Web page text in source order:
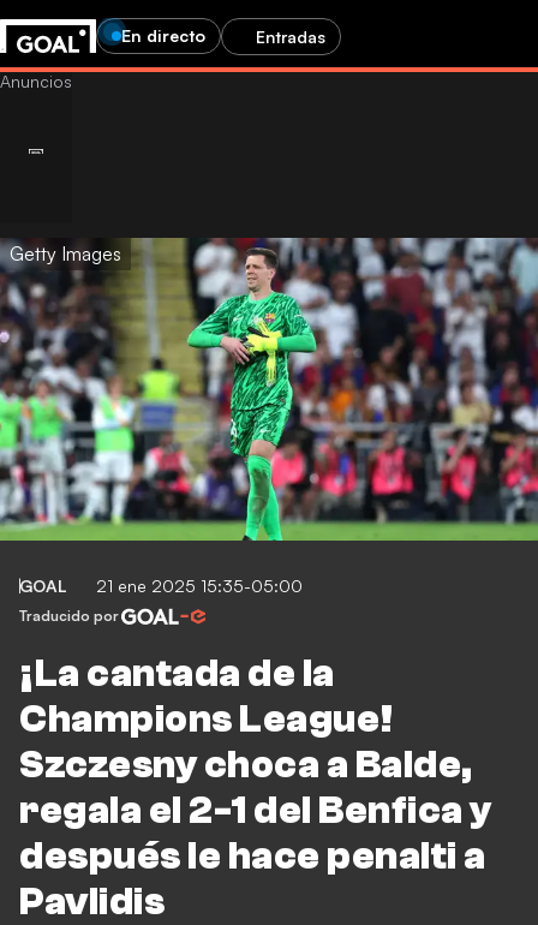
En directo Entradas
Getty Images
GOAL 21 ene 2025 15:35-05:00
Traducido por
¡La cantada de la
Champions League!
Szczesny choca a Balde,
regala el 2-1 del Benfica y
después le hace penalti a
Pavlidis